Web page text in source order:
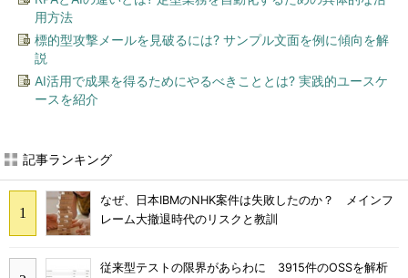
用方法
標的型攻撃メールを見破るには? サンプル文面を例に傾向を解
説
AI活用で成果を得るためにやるべきこととは? 実践的ユースケ
ースを紹介
記事ランキング
なぜ、日本IBMのNHK案件は失敗したのか？ メインフ
レーム大撤退時代のリスクと教訓
従来型テストの限界があらわに 3915件のOSSを解析